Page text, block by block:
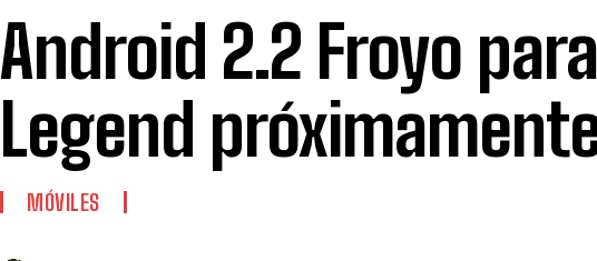
Android 2.2 Froyo
Legend
MÓVILES